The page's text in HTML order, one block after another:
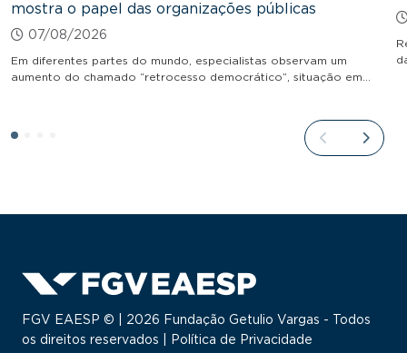
mostra o papel das organizações públicas
07/08/2026
Em diferentes partes do mundo, especialistas observam um
aumento do chamado “retrocesso democrático”, situação em…
FGV EAESP © | 2026 Fundação Getulio Vargas - Todos
os direitos reservados |
Política de Privacidade